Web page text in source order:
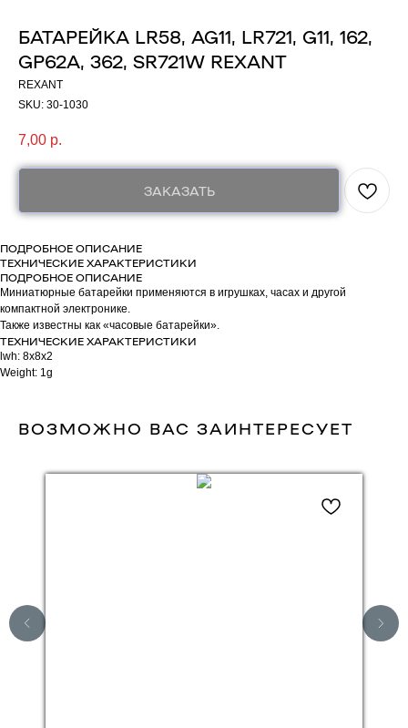
БАТАРЕЙКА LR58, AG11, LR721, G11, 162,
GP62A, 362, SR721W REXANT
REXANT
SKU: 30-1030
7,00 р.
ЗАКАЗАТЬ
ПОДРОБНОЕ ОПИСАНИЕ
ТЕХНИЧЕСКИЕ ХАРАКТЕРИСТИКИ
ПОДРОБНОЕ ОПИСАНИЕ
Миниатюрные батарейки применяются в игрушках, часах и другой
компактной электронике.
Также известны как «часовые батарейки».
ТЕХНИЧЕСКИЕ ХАРАКТЕРИСТИКИ
lwh: 8x8x2
Weight: 1g
ВОЗМОЖНО ВАС ЗАИНТЕРЕСУЕТ